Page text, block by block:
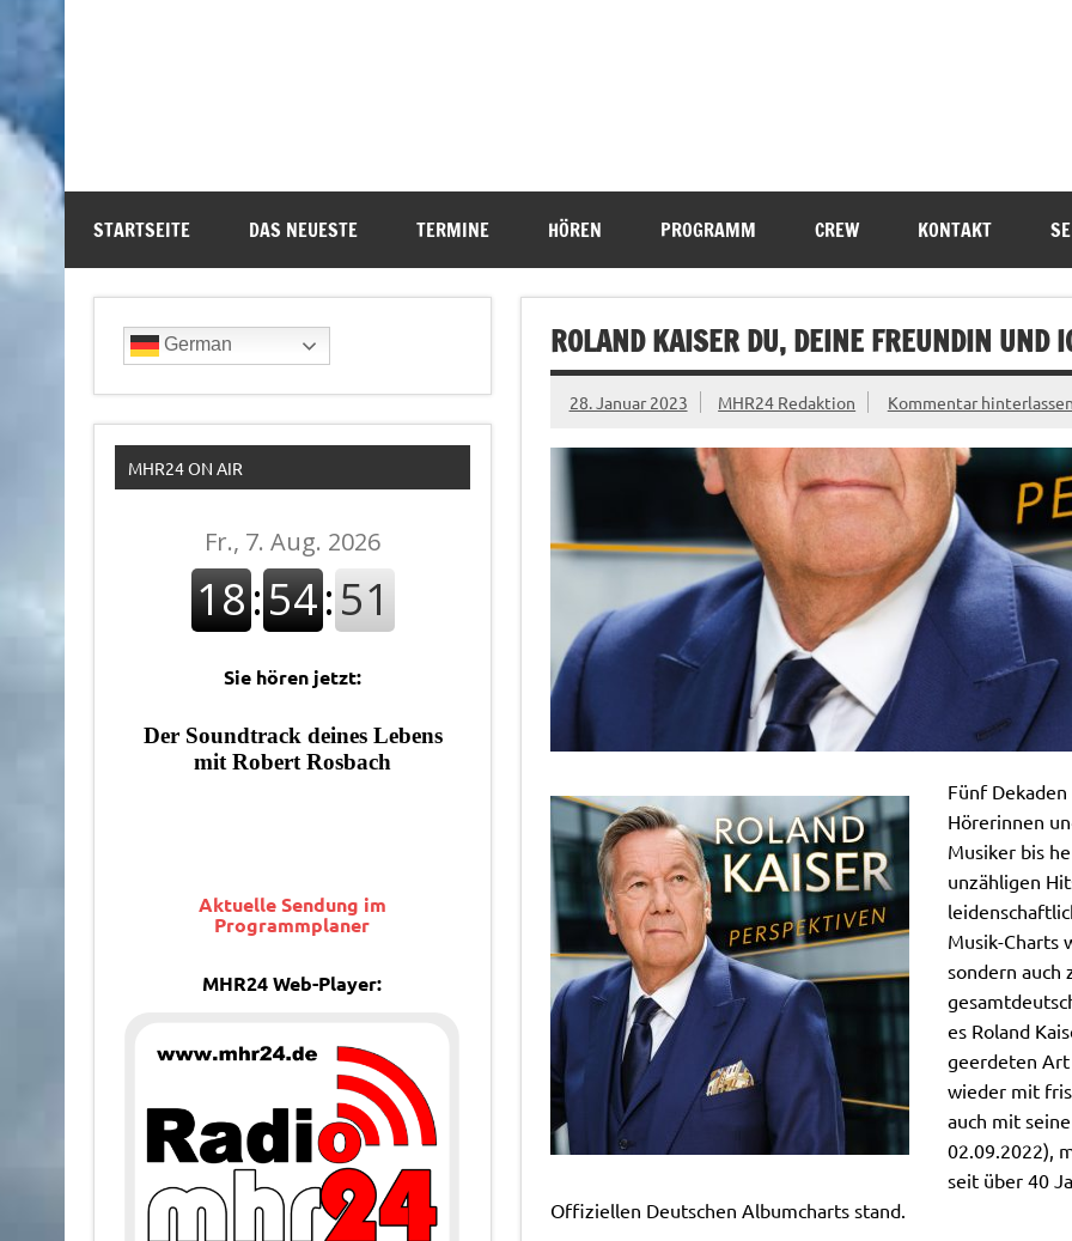
STARTSEITE DAS NEUESTE TERMINE HÖREN PROGRAMM CREW KONTAKT
ROLAND KAISER DU, DEINE FREUNDIN UND
28. Januar 2023 MHR24 Redaktion Kommentar
Fünf
Hörerinnen
Musiker bis
unzähligen
Musik-Charts
sondern auch
es Roland
geerdeten
wieder mit
auch mit
02.09.2022),
seit über 40
Offiziellen Deutschen Albumcharts stand.
German
MHR24 ON AIR
Sie hören jetzt:
Aktuelle Sendung im
Programmplaner
MHR24 Web-Player: